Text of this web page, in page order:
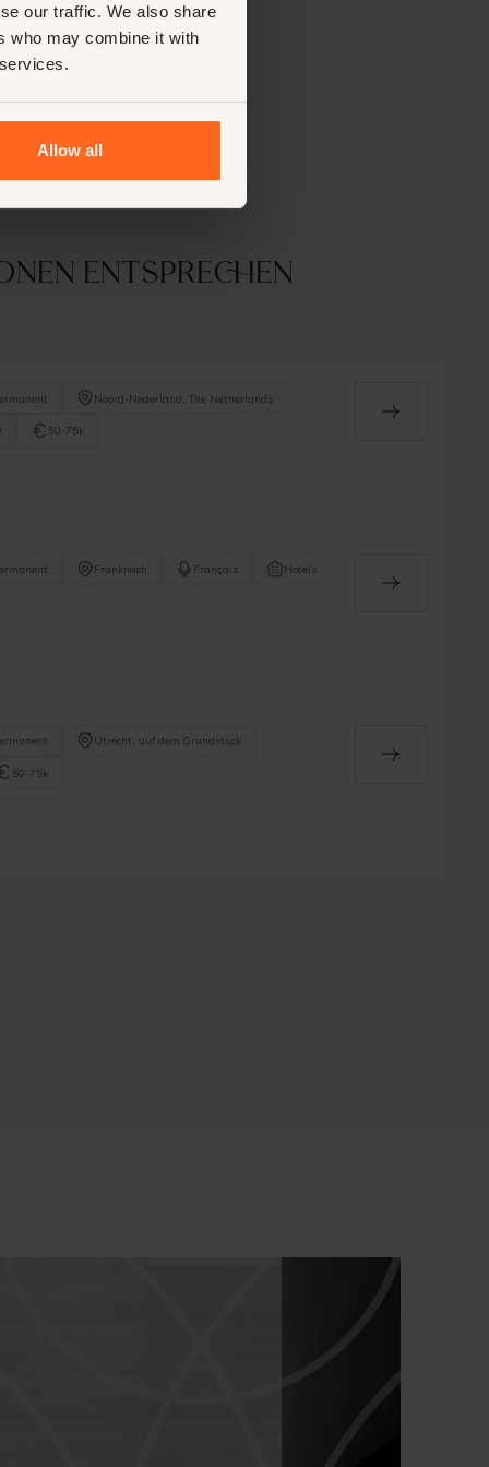
our traffic. We also share
who may combine it with
Allow all
entsprechen
Noord-Nederland, The Netherlands
50-75k
Frankreich Français Hotels
Utrecht, auf dem Grundstück
50-75k